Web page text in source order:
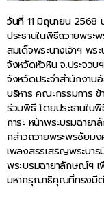
วันที่ 11 มิถุนายน
ประธานในพิธีถวายพระ
สมเด็จพระนางเจ้าฯ พ
จังหวัดหัวหิน จ.ประจว
จังหวัดประจำสำนักงา
บริหาร คณะกรรมการ ข้
ร่วมพิธี โดยประธานใน
การะ หน้าพระบรมฉาย
กล่าวถวายพระพรชัยม
เพลงสรรเสริญพระบา
พระบรมฉายาลักษณ์ฯ เ
มหากรุณาธิคุณที่ทรงมี